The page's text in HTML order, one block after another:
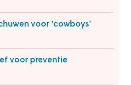
voor ‘cowboys’
voor preventie